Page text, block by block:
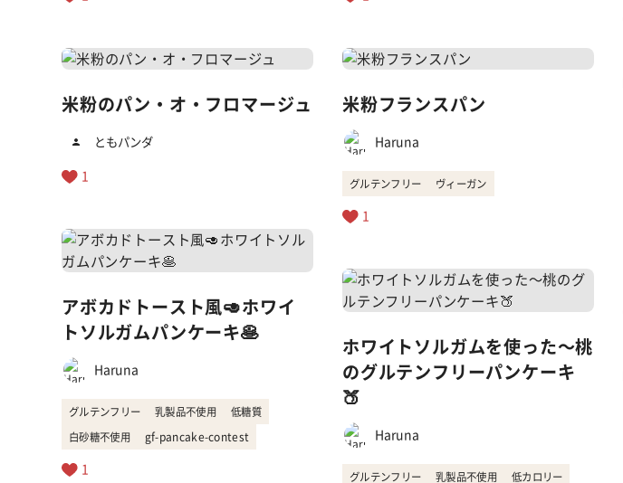
米粉のパン・オ・フロマージュ
ともパンダ
1
アボカドトースト風🥑ホワイ
トソルガムパンケーキ🥞
Haruna
グルテンフリー 乳製品不使用 低糖質
白砂糖不使用 gf-pancake-contest
1
米粉フランスパン
Haruna
グルテンフリー ヴィーガン
1
ホワイトソルガムを使った〜桃
のグルテンフリーパンケーキ
🍑
Haruna
グルテンフリー 乳製品不使用 低カロリー